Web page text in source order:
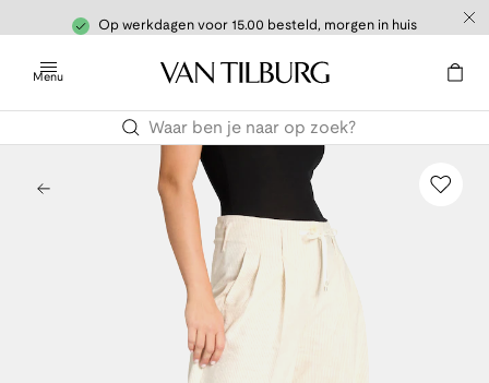
Op werkdagen voor 15.00 besteld, morgen in huis
Menu